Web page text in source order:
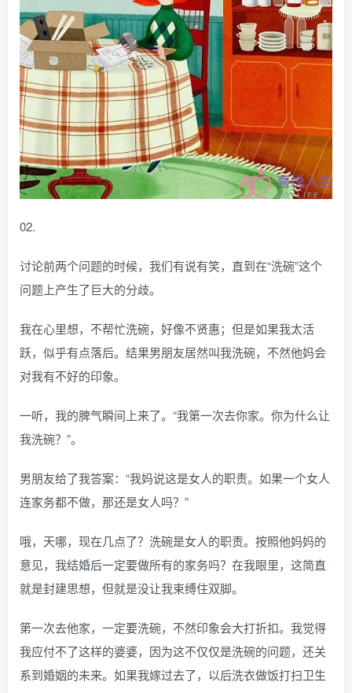
02.
讨论前两个问题的时候，我们有说有笑，直到在“洗碗”这个
问题上产生了巨大的分歧。
我在心里想，不帮忙洗碗，好像不贤惠；但是如果我太活
跃，似乎有点落后。结果男朋友居然叫我洗碗，不然他妈会
对我有不好的印象。
一听，我的脾气瞬间上来了。“我第一次去你家。你为什么让
我洗碗？”。
男朋友给了我答案：“我妈说这是女人的职责。如果一个女人
连家务都不做，那还是女人吗？”
哦，天哪，现在几点了？洗碗是女人的职责。按照他妈妈的
意见，我结婚后一定要做所有的家务吗？在我眼里，这简直
就是封建思想，但就是没让我束缚住双脚。
第一次去他家，一定要洗碗，不然印象会大打折扣。我觉得
我应付不了这样的婆婆，因为这不仅仅是洗碗的问题，还关
系到婚姻的未来。如果我嫁过去了，以后洗衣做饭打扫卫生